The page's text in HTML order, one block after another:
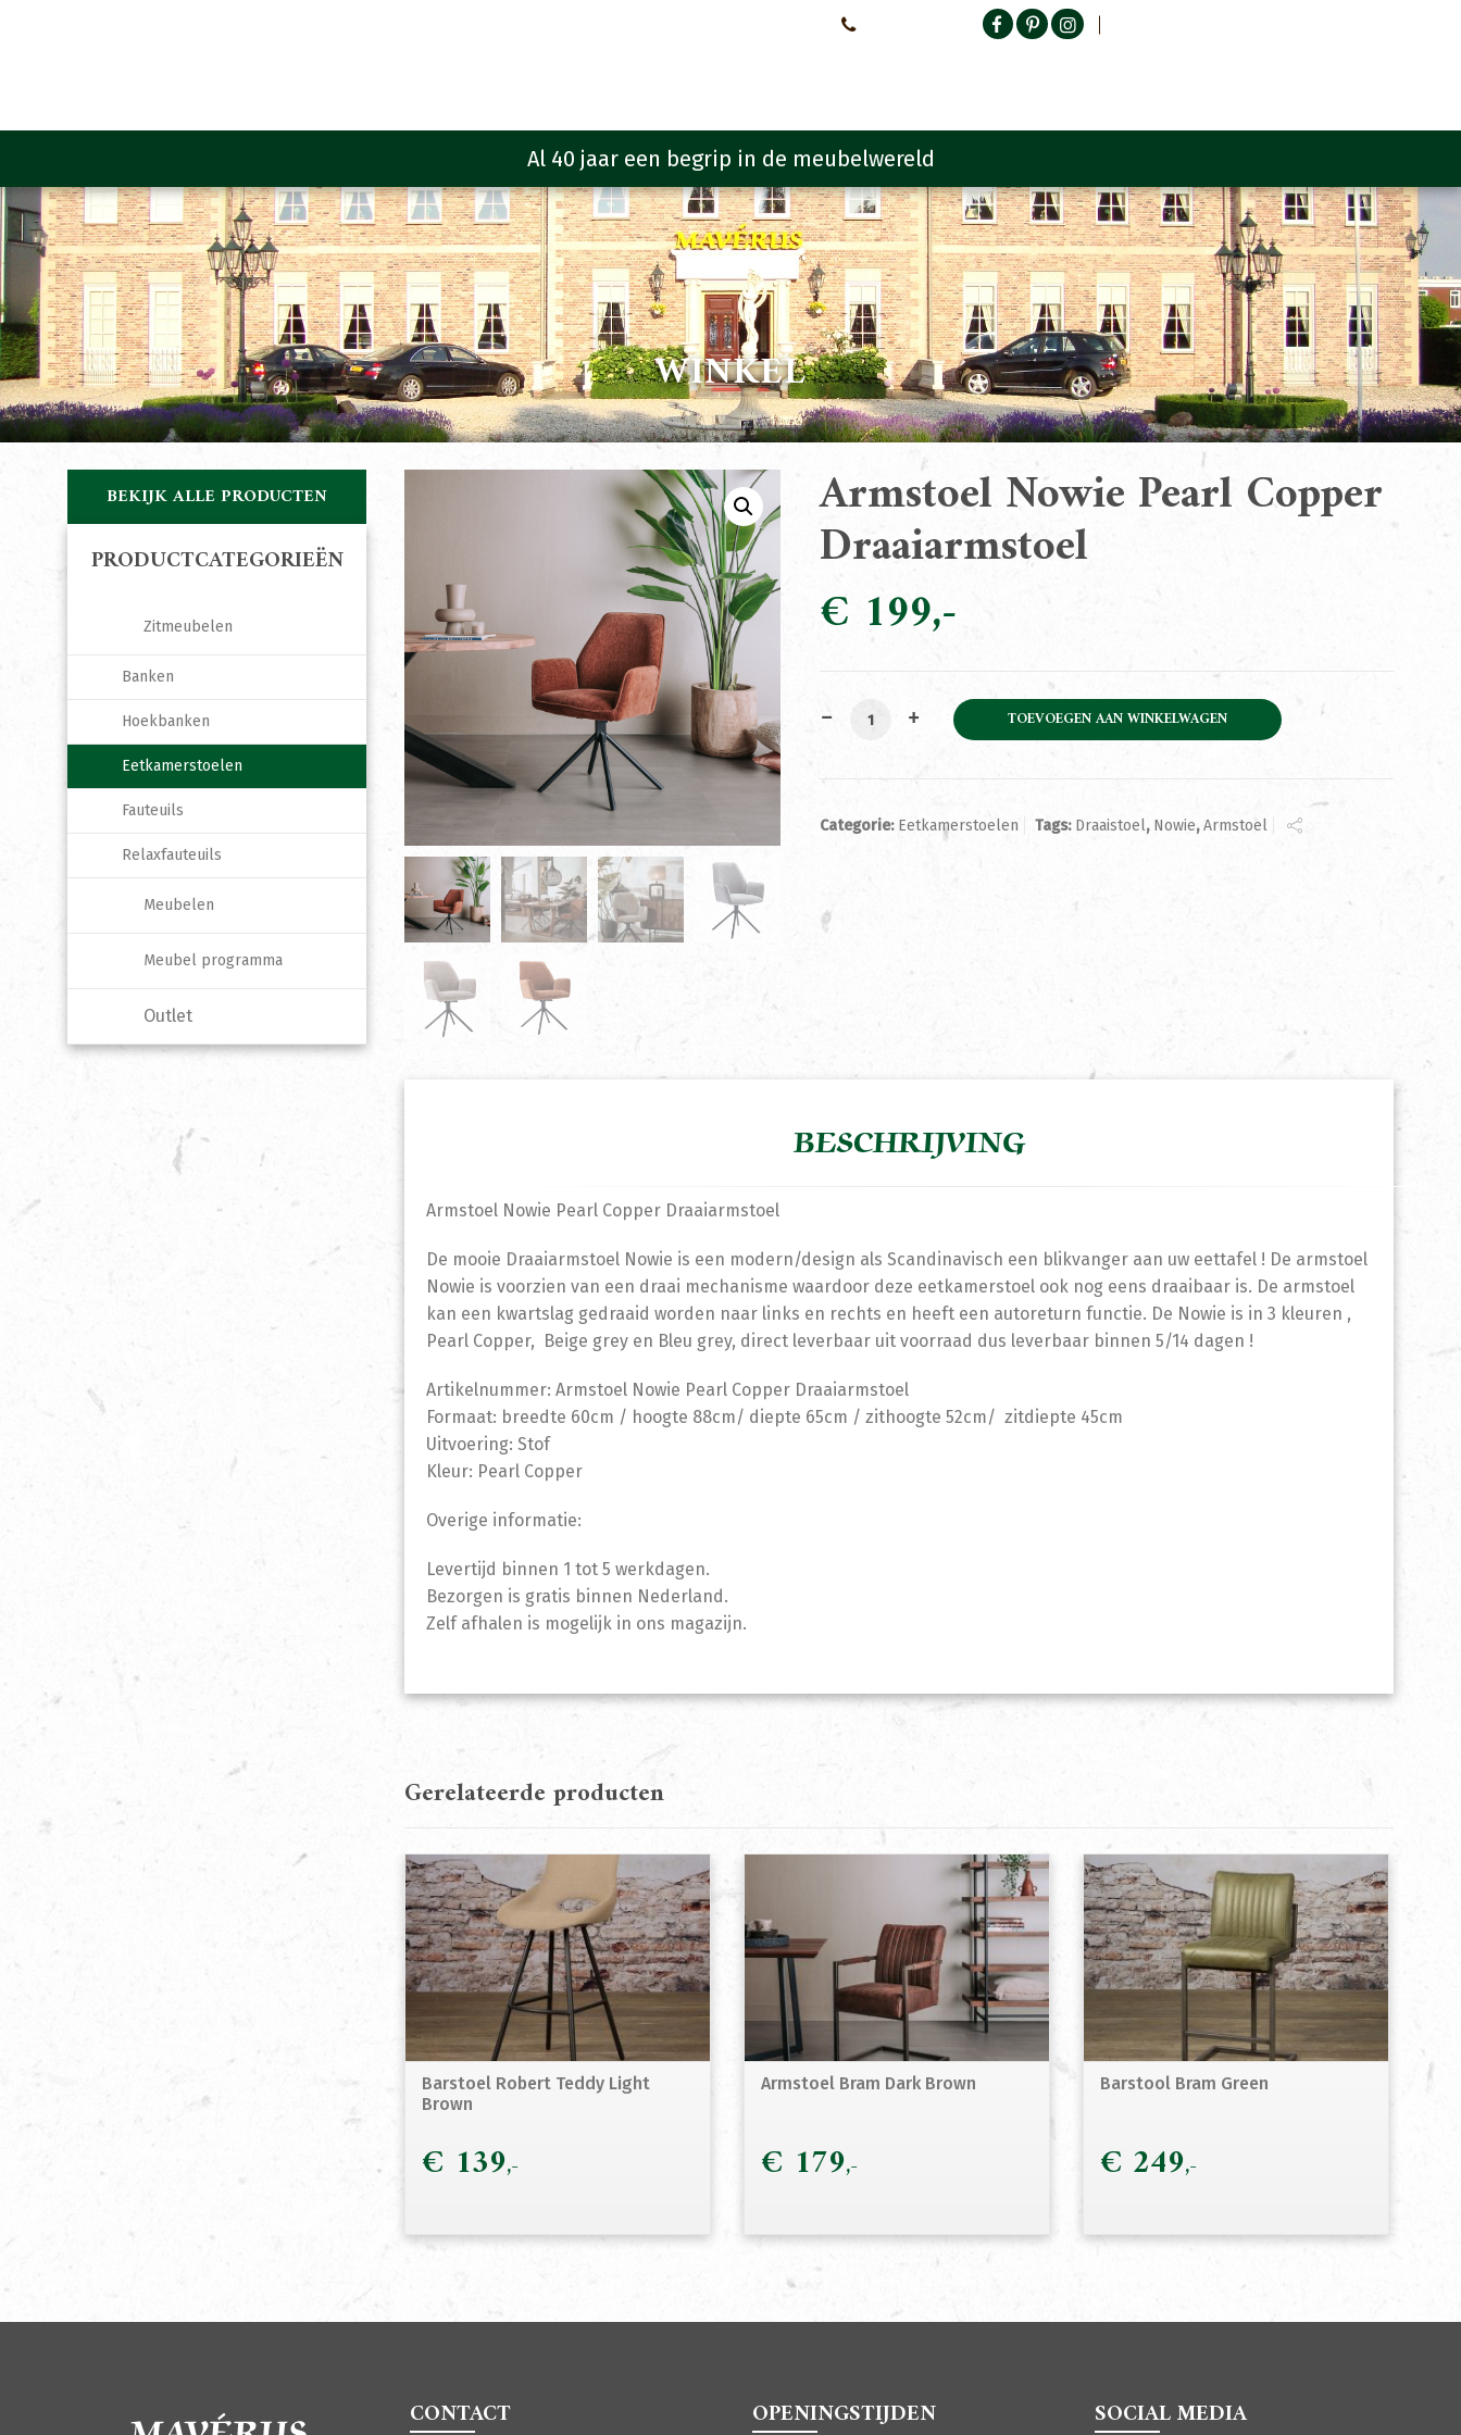
WINKEL
Armstoel Nowie Pearl Copper
Draaiarmstoel
€ 199
Armstoel Nowie Pearl Copper Draaiarmstoel aantal
TOEVOEGEN AAN WINKELWAGEN
Categorie: Eetkamerstoelen Tags: Draaistoel, Nowie,Armstoel
BESCHRIJVING
Armstoel Nowie Pearl Copper Draaiarmstoel
De mooie Draaiarmstoel Nowie is een modern/design als Scandinavisch een blikvanger aan uw eettafel ! De armstoel
Nowie is voorzien van een draai mechanisme waardoor deze eetkamerstoel ook nog eens draaibaar is. De armstoel
kan een kwartslag gedraaid worden naar links en rechts en heeft een autoreturn functie. De Nowie is in 3 kleuren ,
Pearl Copper, Beige grey en Bleu grey, direct leverbaar uit voorraad dus leverbaar binnen 5/14 dagen !
Artikelnummer: Armstoel Nowie Pearl Copper Draaiarmstoel
Formaat: breedte 60cm / hoogte 88cm/ diepte 65cm / zithoogte 52cm/ zitdiepte 45cm
Uitvoering: Stof
Kleur: Pearl Copper
Overige informatie:
Levertijd binnen 1 tot 5 werkdagen.
Bezorgen is gratis binnen Nederland.
Zelf afhalen is mogelijk in ons magazijn.
Gerelateerde producten
Barstoel Robert Teddy Light
Brown
€ 139
Armstoel Bram Dark Brown
€ 179
Barstool Bram Green
€ 249
BEKIJK ALLE PRODUCTEN
PRODUCTCATEGORIEËN
Zitmeubelen
Banken
Hoekbanken
Eetkamerstoelen
Fauteuils
Relaxfauteuils
Meubelen
Meubel programma
Outlet
CONTACT OPENINGSTIJDEN SOCIAL MEDIA